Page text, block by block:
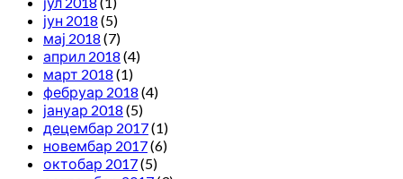
јун 2018 (5)
мај 2018 (7)
април 2018 (4)
март 2018 (1)
фебруар 2018 (4)
јануар 2018 (5)
децембар 2017(1)
новембар 2017(6)
октобар 2017(5)